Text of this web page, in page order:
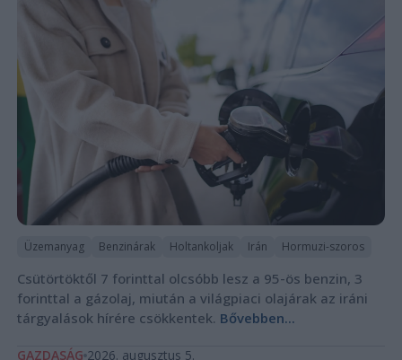
Üzemanyag Benzinárak Holtankoljak Irán Hormuzi-szoros
Csütörtöktől 7 forinttal olcsóbb lesz a 95-ös benzin, 3
forinttal a gázolaj, miután a világpiaci olajárak az iráni
tárgyalások hírére csökkentek. Bővebben...
GAZDASÁG 2026. augusztus 5.